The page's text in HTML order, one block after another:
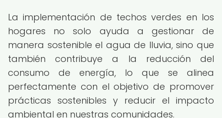
La implementación de techos verdes en los
hogares no solo ayuda a gestionar de
manera sostenible el agua de lluvia, sino que
también contribuye a la reducción del
consumo de energía, lo que se alinea
perfectamente con el objetivo de promover
prácticas sostenibles y reducir el impacto
ambiental en nuestras comunidades.